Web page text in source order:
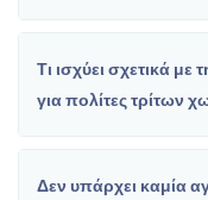
Τι ισχύει σχετικά
για πολίτες τρίτων
Δεν υπάρχει καμία